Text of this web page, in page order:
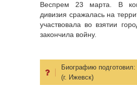
Веспрем 23 марта. В
дивизия сражалась на
участвовала во взятии
закончила войну.
Биографию подготовил:
(г. Ижевск)